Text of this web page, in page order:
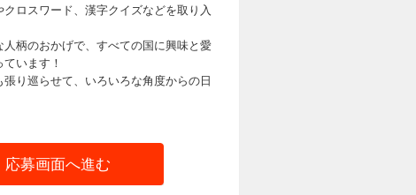
ロスワード、漢字クイズなどを取り入
柄のおかげで、すべての国に興味と愛
います！
り巡らせて、いろいろな角度からの日
応募画面へ進む